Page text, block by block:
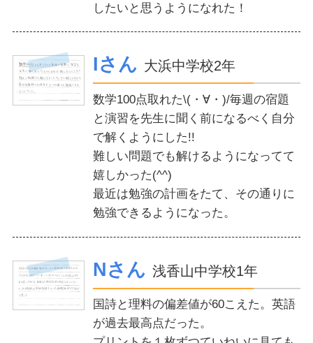
したいと思うようになれた！
Iさん 大浜中学校2年
数学100点取れた\(・∀・)/毎週の宿題
と演習を先生に聞く前になるべく自分
で解くようにした!!
難しい問題でも解けるようになってて
嬉しかった(^^)
最近は勉強の計画をたて、その通りに
勉強できるようになった。
Nさん 浅香山中学校1年
国詩と理料の偏差値が60こえた。英語
が過去最高点だった。